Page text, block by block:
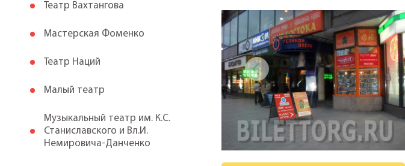
Театр Вахтангова
Мастерская Фоменко
Театр Наций
Малый театр
Музыкальный театр им. К.С.
Станиславского и Вл.И.
Немировича-Данченко